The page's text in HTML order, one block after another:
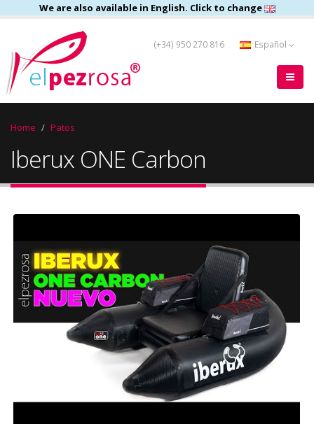
We are also available in English. Click to change
(+34) 950 270 816 Español
Home Patos
Iberux ONE Carbon